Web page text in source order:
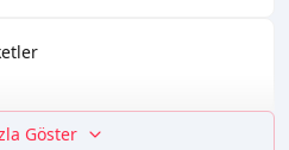
Göster